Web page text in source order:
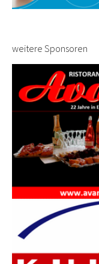
weitere Sponsoren